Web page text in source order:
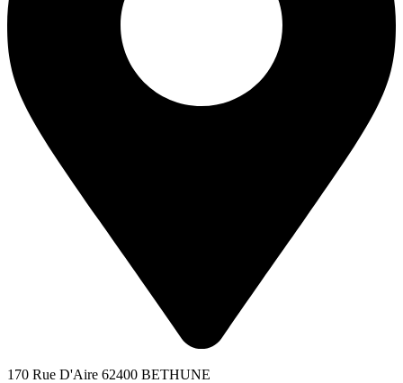
170 Rue D'Aire 62400 BETHUNE